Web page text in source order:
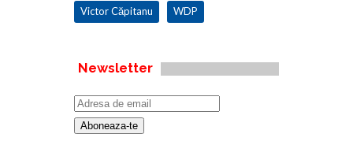
Victor Căpitanu WDP
Newsletter